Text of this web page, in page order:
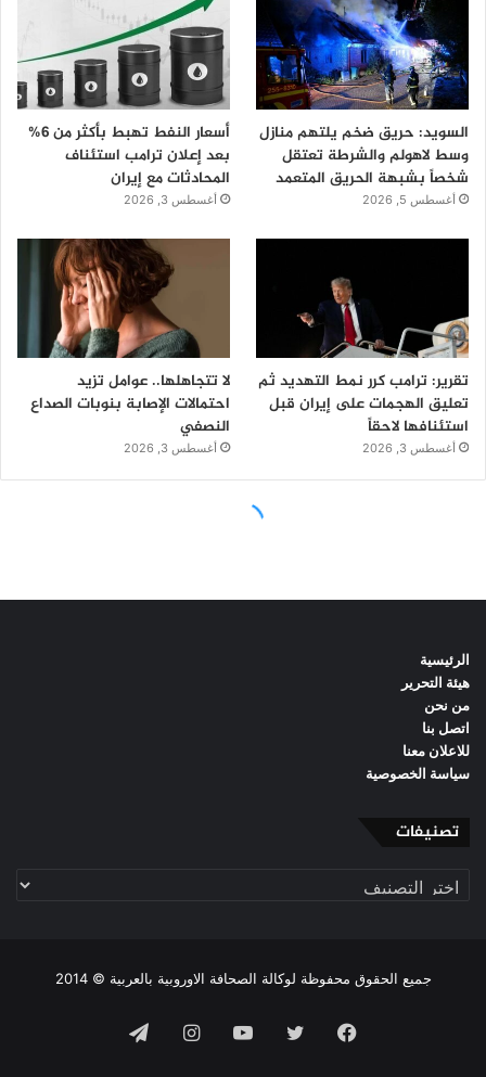
الرئيسية
هيئة التحرير
من نحن
اتصل بنا
للاعلان معنا
سياسة الخصوصية
تصنيفات
تصنيفات
جميع الحقوق محفوظة لوكالة الصحافة الاوروبية بالعربية © 2014
فيسبوك تويتر يوتيوبانستقرامتيلقرام